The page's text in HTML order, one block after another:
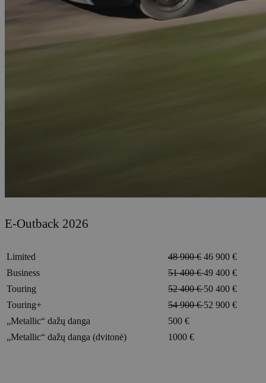
E-Outback 2026
Limited 48 900 € 46 900 €
Business
51 400 €49 400 €
Touring
52 400 €50 400 €
Touring+
54 900 €52 900 €
„Metallic“ dažų danga
500 €
„Metallic“ dažų danga (dvitonė)
1000 €